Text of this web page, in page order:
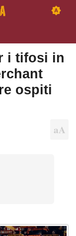
i tifosi in
ospiti